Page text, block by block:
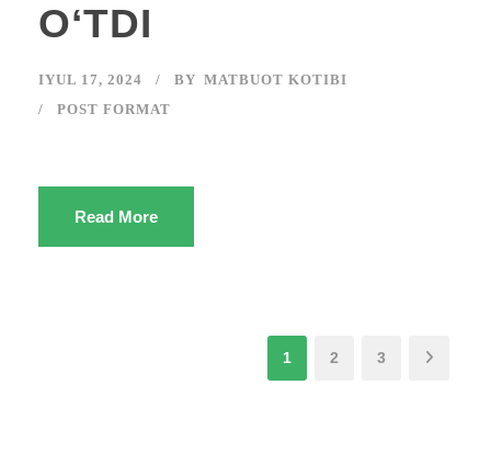
OʻTDI
IYUL 17, 2024 BY MATBUOT KOTIBI
POST FORMAT
Read More
1 2 3